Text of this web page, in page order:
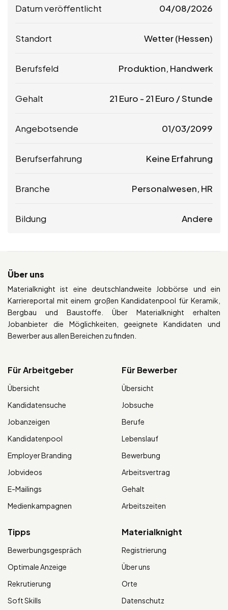
Datum veröffentlicht 04/08/2026
Standort Wetter (Hessen)
Berufsfeld Produktion, Handwerk
Gehalt 21 Euro - 21 Euro / Stunde
Angebotsende 01/03/2099
Berufserfahrung Keine Erfahrung
Branche Personalwesen, HR
Bildung Andere
Über uns
Materialknight ist eine deutschlandweite Jobbörse und ein
Karriereportal mit einem großen Kandidatenpool für Keramik,
Bergbau und Baustoffe. Über Materialknight erhalten
Jobanbieter die Möglichkeiten, geeignete Kandidaten und
Bewerber aus allen Bereichen zu finden.
Für Arbeitgeber
Übersicht
Kandidatensuche
Jobanzeigen
Kandidatenpool
Employer Branding
Jobvideos
E-Mailings
Medienkampagnen
Für Bewerber
Übersicht
Jobsuche
Berufe
Lebenslauf
Bewerbung
Arbeitsvertrag
Gehalt
Arbeitszeiten
Tipps
Bewerbungsgespräch
Optimale Anzeige
Rekrutierung
Soft Skills
Materialknight
Registrierung
Über uns
Orte
Datenschutz